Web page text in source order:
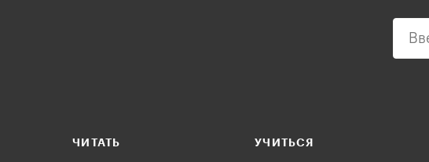
ЧИТАТЬ УЧИТЬСЯ